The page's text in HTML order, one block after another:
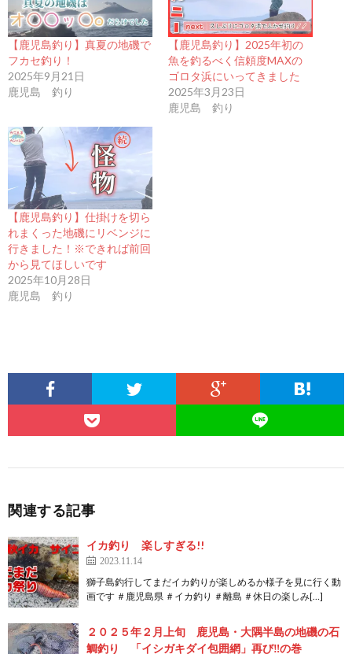
【鹿児島釣り】真夏の地磯で
フカセ釣り！
2025年9月21日
鹿児島 釣り
【鹿児島釣り】2025年初の
魚を釣るべく信頼度MAXの
ゴロタ浜にいってきました
2025年3月23日
鹿児島 釣り
【鹿児島釣り】仕掛けを切ら
れまくった地磯にリベンジに
行きました！※できれば前回
から見てほしいです
2025年10月28日
鹿児島 釣り
関連する記事
イカ釣り 楽しすぎる!!
2023.11.14
獅子島釣行してまだイカ釣りが楽しめるか様子を見に行く動
画です ＃鹿児島県 ＃イカ釣り ＃離島 ＃休日の楽しみ[…]
２０２５年２月上旬 鹿児島・大隅半島の地磯の石
鯛釣り 「イシガキダイ包囲網」再び‼️の巻